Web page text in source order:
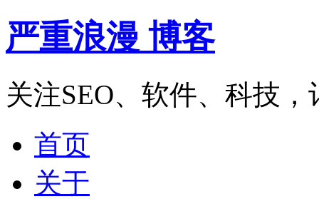
严重浪漫 博客
关注SEO、软件、科技
首页
关于